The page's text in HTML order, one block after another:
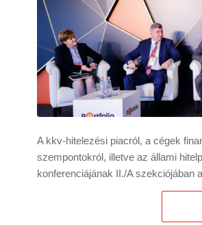
A kkv-hitelezési piacról, a cégek
szempontokról, illetve az állami
konferenciájának II./A